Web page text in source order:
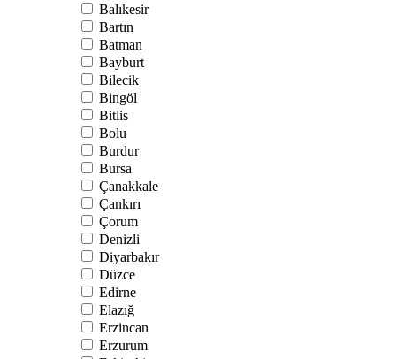
Balıkesir
Bartın
Batman
Bayburt
Bilecik
Bingöl
Bitlis
Bolu
Burdur
Bursa
Çanakkale
Çankırı
Çorum
Denizli
Diyarbakır
Düzce
Edirne
Elazığ
Erzincan
Erzurum